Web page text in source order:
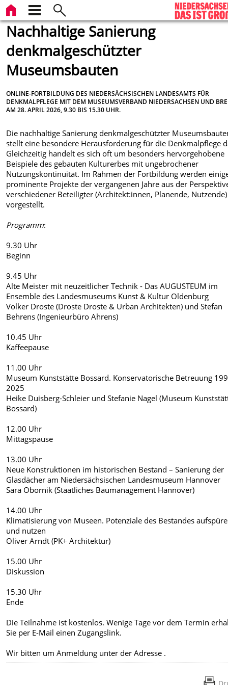
Nachhaltige Sanierung
denkmalgeschützter
Museumsbauten
ONLINE-FORTBILDUNG DES NIEDERSÄCHSISCHEN LANDESAMTS FÜR
DENKMALPFLEGE MIT DEM MUSEUMSVERBAND NIEDERSACHSEN UND
AM 28. APRIL 2026, 9.30 BIS 15.30 UHR.
Die nachhaltige Sanierung denkmalgeschützter
stellt eine besondere Herausforderung für die Denkmalpflege
Gleichzeitig handelt es sich oft um besonders hervorgehobene
Beispiele des gebauten Kulturerbes mit ungebrochener
Nutzungskontinuität. Im Rahmen der Fortbildung werden
prominente Projekte der vergangenen Jahre aus der
verschiedener Beteiligter (Architekt:innen, Planende, Nutzende)
vorgestellt.
Programm:
9.30 Uhr
Beginn
9.45 Uhr
Alte Meister mit neuzeitlicher Technik - Das AUGUSTEUM im
Ensemble des Landesmuseums Kunst & Kultur Oldenburg
Volker Droste (Droste Droste & Urban Architekten) und Stefan
Behrens (Ingenieurbüro Ahrens)
10.45 Uhr
Kaffeepause
11.00 Uhr
Museum Kunststätte Bossard. Konservatorische Betreuung
2025
Heike Duisberg-Schleier und Stefanie Nagel (Museum
Bossard)
12.00 Uhr
Mittagspause
13.00 Uhr
Neue Konstruktionen im historischen Bestand – Sanierung der
Glasdächer am Niedersächsischen Landesmuseum Hannover
Sara Obornik (Staatliches Baumanagement Hannover)
14.00 Uhr
Klimatisierung von Museen. Potenziale des Bestandes
und nutzen
Oliver Arndt (PK+ Architektur)
15.00 Uhr
Diskussion
15.30 Uhr
Ende
Die Teilnahme ist kostenlos. Wenige Tage vor dem Termin
Sie per E-Mail einen Zugangslink.
Wir bitten um Anmeldung unter der Adresse .